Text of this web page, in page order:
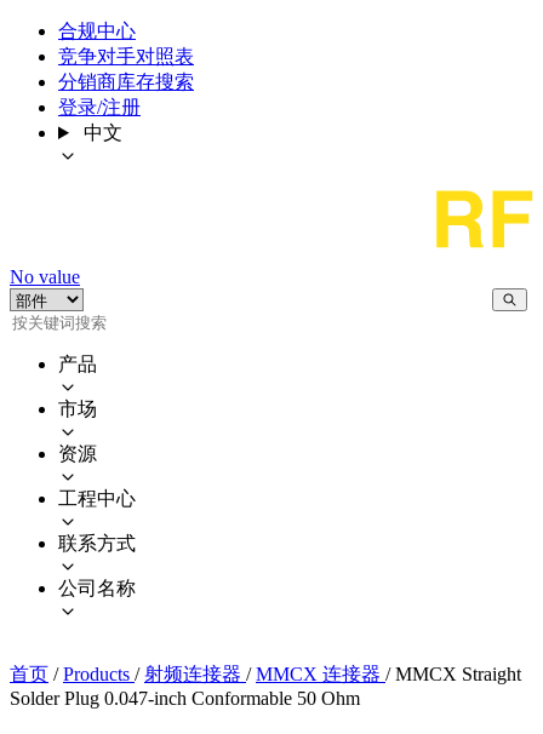
合规中心
竞争对手对照表
分销商库存搜索
登录/注册
中文
No value
产品
市场
资源
工程中心
联系方式
公司名称
首页 / Products / 射频连接器 / MMCX 连接器 / MMCX Straight
Solder Plug 0.047-inch Conformable 50 Ohm